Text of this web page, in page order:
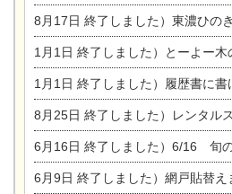
8月17日 終了しました）東濃ひのき100％
1月1日 終了しました）とーよー木の
1月1日 終了しました）履歴書に書ける
8月25日 終了しました）レンタルスペース☆イベン
6月16日 終了しました）6/16 旬の家
6月9日 終了しました）網戸貼替えま